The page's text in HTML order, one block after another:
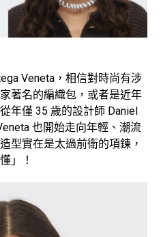
Veneta，相信對時尚有涉
著名的編織包，或者是近年
年僅 35 歲的設計師 Daniel
也開始走向年輕、潮流
型實在是太過前衛的項鍊，
」！